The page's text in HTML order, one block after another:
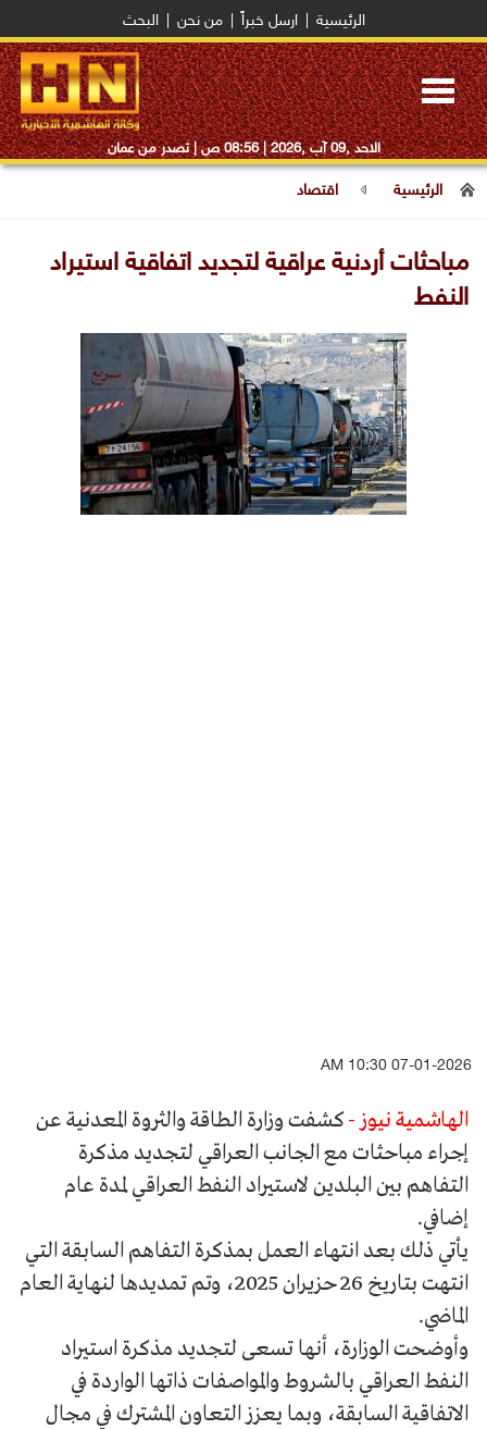
الرئيسية ارسل خبراً من نحن البحث
Toggle
navigation
الاحد ,09 آب ,2026 | 08:56 ص | تصدر من عمان
الرئيسية اقتصاد
مباحثات أردنية عراقية لتجديد اتفاقية استيراد
النفط
07-01-2026 10:30 AM
الهاشمية نيوز -كشفت وزارة الطاقة والثروة المعدنية عن
إجراء مباحثات مع الجانب العراقي لتجديد مذكرة
التفاهم بين البلدين لاستيراد النفط العراقي لمدة عام
إضافي.
يأتي ذلك بعد انتهاء العمل بمذكرة التفاهم السابقة التي
انتهت بتاريخ 26 حزيران 2025، وتم تمديدها لنهاية العام
الماضي.
وأوضحت الوزارة، أنها تسعى لتجديد مذكرة استيراد
النفط العراقي بالشروط والمواصفات ذاتها الواردة في
الاتفاقية السابقة، وبما يعزز التعاون المشترك في مجال